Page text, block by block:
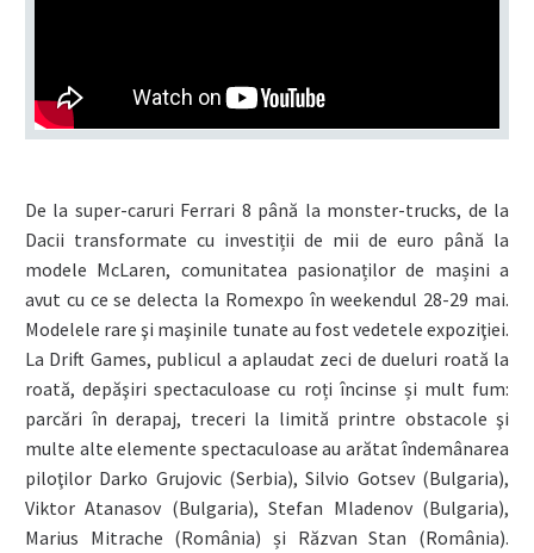
De la super-caruri Ferrari 8 până la monster-trucks, de la
Dacii transformate cu investiții de mii de euro până la
modele McLaren, comunitatea pasionaților de mașini a
avut cu ce se delecta la Romexpo în weekendul 28-29 mai.
Modelele rare şi maşinile tunate au fost vedetele expoziţiei.
La Drift Games, publicul a aplaudat zeci de dueluri roată la
roată, depăşiri spectaculoase cu roți încinse și mult fum:
parcări în derapaj, treceri la limită printre obstacole şi
multe alte elemente spectaculoase au arătat îndemânarea
piloţilor Darko Grujovic (Serbia), Silvio Gotsev (Bulgaria),
Viktor Atanasov (Bulgaria), Stefan Mladenov (Bulgaria),
Marius Mitrache (România) și Răzvan Stan (România).